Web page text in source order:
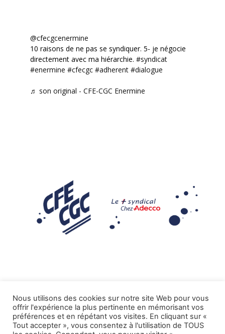
@cfecgcenermine
10 raisons de ne pas se syndiquer. 5- je négocie
directement avec ma hiérarchie. #syndicat
#enermine #cfecgc #adherent #dialogue
♬ son original - CFE-CGC Enermine
Mentions légales
Tous droits réservés CFE-CGC ADECCO.
Nous utilisons des cookies sur notre site Web pour vous
offrir l'expérience la plus pertinente en mémorisant vos
préférences et en répétant vos visites. En cliquant sur «
Tout accepter », vous consentez à l'utilisation de TOUS